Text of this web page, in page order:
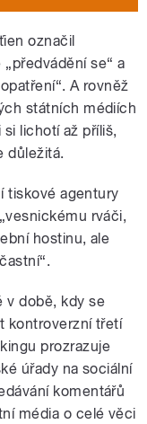
označil
se“ a
A rovněž
státních médiích
lichotí až příliš,
důležitá.
tiskové agentury
rváči,
hostinu, ale
v době, kdy se
kontroverzní třetí
prozrazuje
úřady na sociální
komentářů
média o celé věci